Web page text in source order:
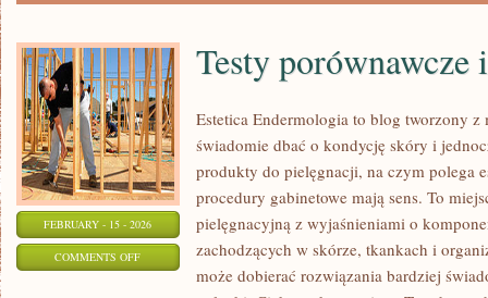
FEBRUARY - 15 - 2026
COMMENTS OFFON
Testy
Estetica Endermologia to blog tworzony z
świadomie dbać o kondycję skóry i
produkty do pielęgnacji, na czym polega
procedury gabinetowe mają sens. To
pielęgnacyjną z wyjaśnieniami o
zachodzących w skórze, tkankach i
może dobierać rozwiązania bardziej